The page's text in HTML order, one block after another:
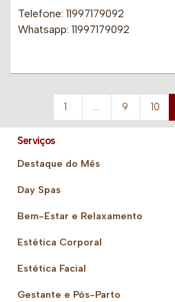
Telefone: 11997179092
Whatsapp: 11997179092
1 … 9 10
Serviços
Destaque do Mês
Day Spas
Bem-Estar e Relaxamento
Estética Corporal
Estética Facial
Gestante e Pós-Parto